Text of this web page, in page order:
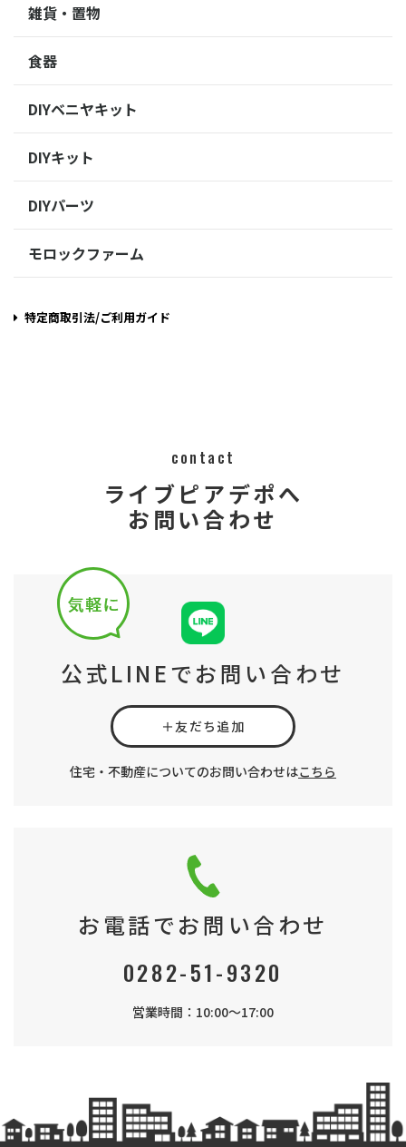
雑貨・置物
食器
DIYベニヤキット
DIYキット
DIYパーツ
モロックファーム
特定商取引法/ご利用ガイド
contact
ライブピアデポへ
お問い合わせ
公式LINEでお問い合わせ
＋友だち追加
住宅・不動産についてのお問い合わせはこちら
お電話でお問い合わせ
0282-51-9320
営業時間：10:00～17:00